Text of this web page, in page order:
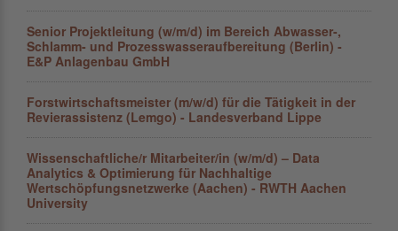
Senior Projektleitung (w/m/d) im Bereich Abwasser-,
Schlamm- und Prozesswasseraufbereitung (Berlin) -
E&P Anlagenbau GmbH
Forstwirtschaftsmeister (m/w/d) für die Tätigkeit in der
Revierassistenz (Lemgo) - Landesverband Lippe
Wissenschaftliche/r Mitarbeiter/in (w/m/d) – Data
Analytics & Optimierung für Nachhaltige
Wertschöpfungs­netzwerke (Aachen) - RWTH Aachen
University